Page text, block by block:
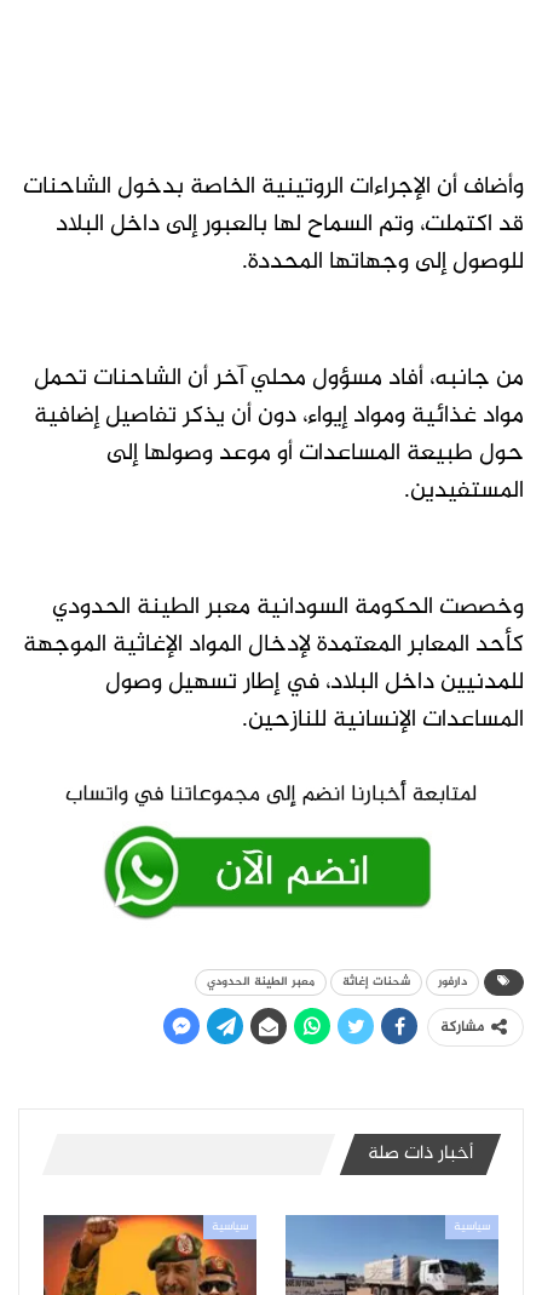
وأضاف أن الإجراءات الروتينية الخاصة بدخول الشاحنات
قد اكتملت، وتم السماح لها بالعبور إلى داخل البلاد
للوصول إلى وجهاتها المحددة.
من جانبه، أفاد مسؤول محلي آخر أن الشاحنات تحمل
مواد غذائية ومواد إيواء، دون أن يذكر تفاصيل إضافية
حول طبيعة المساعدات أو موعد وصولها إلى
المستفيدين.
وخصصت الحكومة السودانية معبر الطينة الحدودي
كأحد المعابر المعتمدة لإدخال المواد الإغاثية الموجهة
للمدنيين داخل البلاد، في إطار تسهيل وصول
المساعدات الإنسانية للنازحين.
دارفور شحنات إغاثة معبر الطينة الحدودي
مشاركة
أخبار ذات صلة
سياسية سياسية